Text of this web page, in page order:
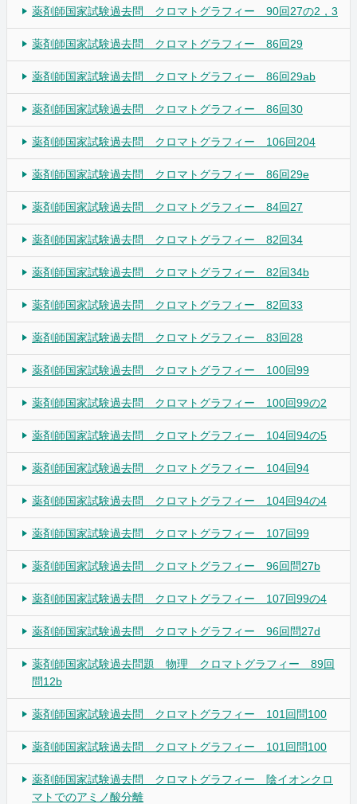
薬剤師国家試験過去問 クロマトグラフィー 90回27の2，3
薬剤師国家試験過去問 クロマトグラフィー 86回29
薬剤師国家試験過去問 クロマトグラフィー 86回29ab
薬剤師国家試験過去問 クロマトグラフィー 86回30
薬剤師国家試験過去問 クロマトグラフィー 106回204
薬剤師国家試験過去問 クロマトグラフィー 86回29e
薬剤師国家試験過去問 クロマトグラフィー 84回27
薬剤師国家試験過去問 クロマトグラフィー 82回34
薬剤師国家試験過去問 クロマトグラフィー 82回34b
薬剤師国家試験過去問 クロマトグラフィー 82回33
薬剤師国家試験過去問 クロマトグラフィー 83回28
薬剤師国家試験過去問 クロマトグラフィー 100回99
薬剤師国家試験過去問 クロマトグラフィー 100回99の2
薬剤師国家試験過去問 クロマトグラフィー 104回94の5
薬剤師国家試験過去問 クロマトグラフィー 104回94
薬剤師国家試験過去問 クロマトグラフィー 104回94の4
薬剤師国家試験過去問 クロマトグラフィー 107回99
薬剤師国家試験過去問 クロマトグラフィー 96回問27b
薬剤師国家試験過去問 クロマトグラフィー 107回99の4
薬剤師国家試験過去問 クロマトグラフィー 96回問27d
薬剤師国家試験過去問題 物理 クロマトグラフィー 89回
問12b
薬剤師国家試験過去問 クロマトグラフィー 101回問100
薬剤師国家試験過去問 クロマトグラフィー 101回問100
薬剤師国家試験過去問 クロマトグラフィー 陰イオンクロ
マトでのアミノ酸分離